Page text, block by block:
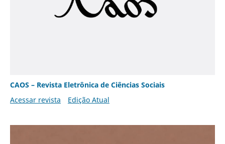
CAOS – Revista Eletrônica de Ciências Sociais
Acessar revista
Edição Atual